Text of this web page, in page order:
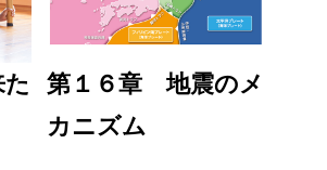
第１６章 地震のメ
カニズム